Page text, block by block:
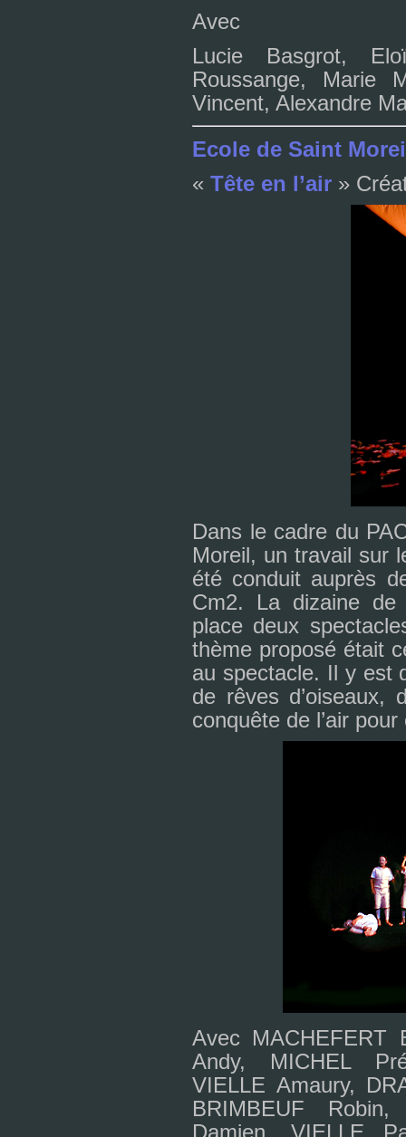
Avec
Lucie Basgrot,
Roussange, Marie
Vincent, Alexandre
Ecole de Saint
« Tête en l’air »
Dans le cadre du
Moreil, un tra­vail sur
été conduit auprès
Cm2. La dizaine
place deux
thème pro­posé était
au spec­ta­cle. Il y est
de rêves d’oiseaux,
conquête de l’air
Avec MACHEFERT
Andy, MICHEL
VIELLE Amaury,
BRIMBEUF
Damien, VIELLE